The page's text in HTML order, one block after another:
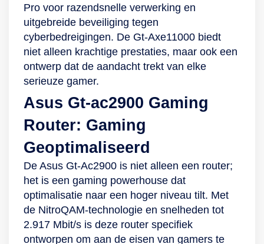
problemen en nog
veel meer. Dit krijg
je erbij: 1x
voedingskabel, 1x
ethernetkabel , 1x
handleiding
Pro voor razendsnelle verwerking en
uitgebreide beveiliging tegen
cyberbedreigingen. De Gt-Axe11000 biedt
niet alleen krachtige prestaties, maar ook een
ontwerp dat de aandacht trekt van elke
serieuze gamer.
Asus Gt-ac2900 Gaming
Router: Gaming
Geoptimaliseerd
De Asus Gt-Ac2900 is niet alleen een router;
het is een gaming powerhouse dat
optimalisatie naar een hoger niveau tilt. Met
de NitroQAM-technologie en snelheden tot
2.917 Mbit/s is deze router specifiek
ontworpen om aan de eisen van gamers te